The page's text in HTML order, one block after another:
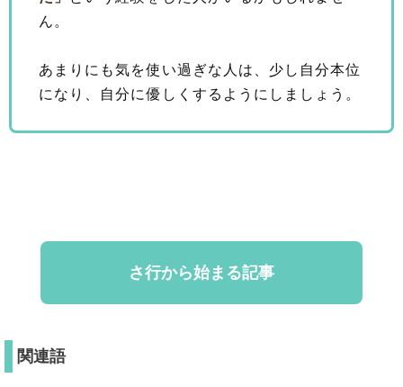
ん。
あまりにも気を使い過ぎな人は、少し自分本位
になり、自分に優しくするようにしましょう。
さ行から始まる記事
関連語